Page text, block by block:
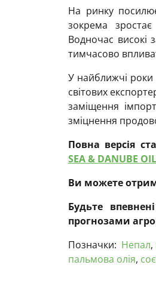
На ринку
зокрема
Водночас високі
тимчасово
У найближчі роки
світових
заміщення
зміцнення
Повна версія
SEA & DANUBE
Ви можете
Будьте
прогнозами
Позначки: Непал,
пальмова олія,